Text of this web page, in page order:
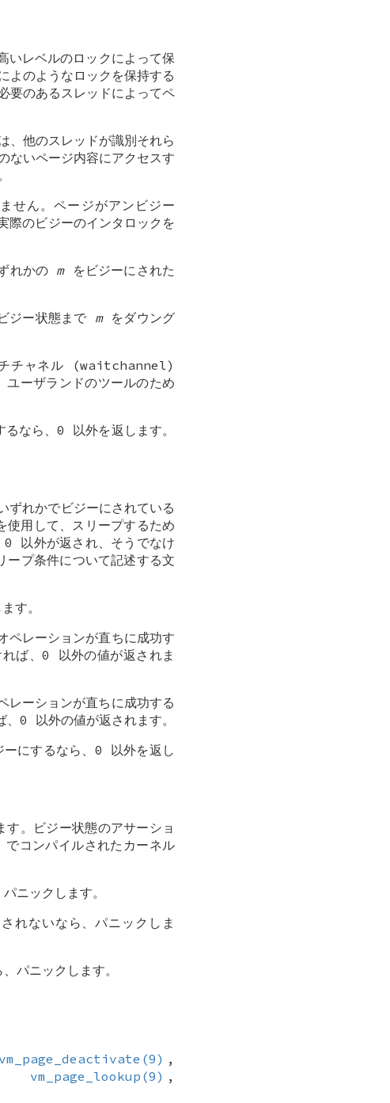
レベルのロックによって保
よのようなロックを保持する
要のあるスレッドによってペ
、他のスレッドが識別それら
ないページ内容にアクセスす
せん。ページがアンビジー
のビジーのインタロックを
れかの mをビジーにされた
ジー状態まで mをダウング
チチャネル (waitchannel)
ーザランドのツールのため
なら、0 以外を返します。
れかでビジーにされている
用して、スリープするため
0 以外が返され、そうでなけ
プ条件について記述する文
す。
レーションが直ちに成功す
ば、0 以外の値が返されま
ーションが直ちに成功する
0 以外の値が返されます。
にするなら、0 以外を返し
。ビジー状態のアサーショ
コンパイルされたカーネル
ニックします。
ないなら、パニックしま
パニックします。
vm_page_deactivate(9) ,
vm_page_lookup(9) ,